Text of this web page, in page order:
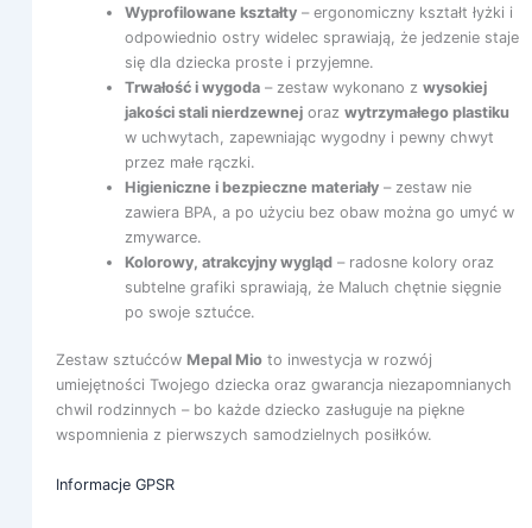
Wyprofilowane kształty – ergonomiczny kształt łyżki i
odpowiednio ostry widelec sprawiają, że jedzenie staje
się dla dziecka proste i przyjemne.
Trwałość i wygoda – zestaw wykonano zwysokiej
jakości stali nierdzewnej orazwytrzymałego plastiku
w uchwytach, zapewniając wygodny i pewny chwyt
przez małe rączki.
Higieniczne i bezpieczne materiały – zestaw nie
zawiera BPA, a po użyciu bez obaw można go umyć w
zmywarce.
Kolorowy, atrakcyjny wygląd – radosne kolory oraz
subtelne grafiki sprawiają, że Maluch chętnie sięgnie
po swoje sztućce.
Zestaw sztućców Mepal Mioto inwestycja w rozwój
umiejętności Twojego dziecka oraz gwarancja niezapomnianych
chwil rodzinnych – bo każde dziecko zasługuje na piękne
wspomnienia z pierwszych samodzielnych posiłków.
Informacje GPSR